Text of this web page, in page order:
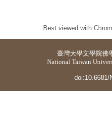
Best viewed with
臺灣大學文學院佛
National Taiwan
doi:10.6681/